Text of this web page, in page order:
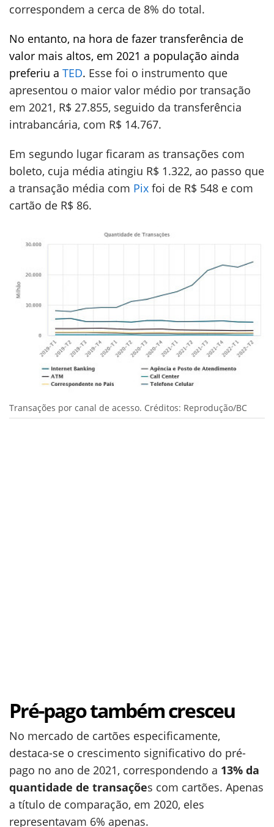
correspondem a cerca de 8% do total.
No entanto, na hora de fazer transferência de
valor mais altos, em 2021 a população ainda
preferiu a TED. Esse foi o instrumento que
apresentou o maior valor médio por transação
em 2021, R$ 27.855, seguido da transferência
intrabancária, com R$ 14.767.
Em segundo lugar ficaram as transações com
boleto, cuja média atingiu R$ 1.322, ao passo que
a transação média com Pix foi de R$ 548 e com
cartão de R$ 86.
Transações por canal de acesso. Créditos: Reprodução/BC
Pré-pago também cresceu
No mercado de cartões especificamente,
destaca-se o crescimento significativo do pré-
pago no ano de 2021, correspondendo a 13% da
quantidade de transações com cartões. Apenas
a título de comparação, em 2020, eles
representavam 6% apenas.